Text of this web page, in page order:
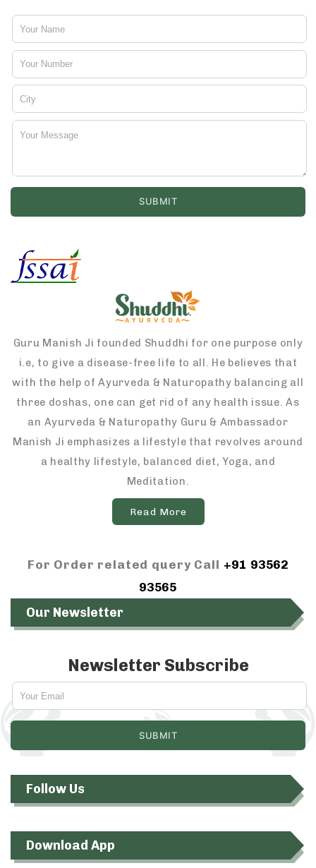
Guru Manish Ji founded Shuddhi for one purpose only
i.e, to give a disease-free life to all. He believes that
with the help of Ayurveda & Naturopathy balancing all
three doshas, one can get rid of any health issue. As
an Ayurveda & Naturopathy Guru & Ambassador
Manish Ji emphasizes a lifestyle that revolves around
a healthy lifestyle, balanced diet, Yoga, and
Meditation.
Read More
For Order related query Call +91 93562
93565
Our Newsletter
Newsletter Subscribe
Follow Us
Download App